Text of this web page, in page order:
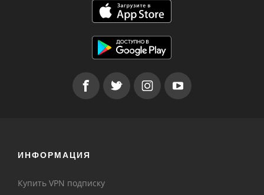
ИНФОРМАЦИЯ
Купить VPN подписку